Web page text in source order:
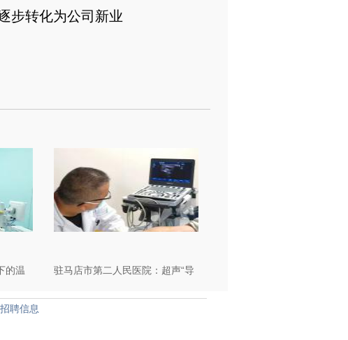
步转化为公司新业
的温 驻马店市第二人民医院：超声“导
航”精准松解，顽固性足底筋膜炎
招聘信息